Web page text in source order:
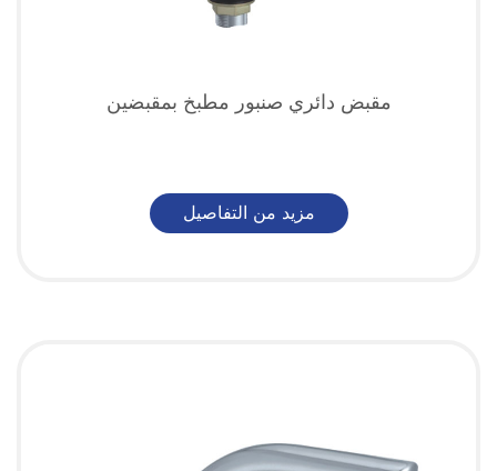
مقبض دائري صنبور مطبخ بمقبضين
مزيد من التفاصيل